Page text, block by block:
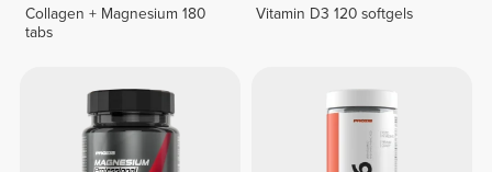
Collagen + Magnesium 180
tabs
Vitamin D3 120 softgels